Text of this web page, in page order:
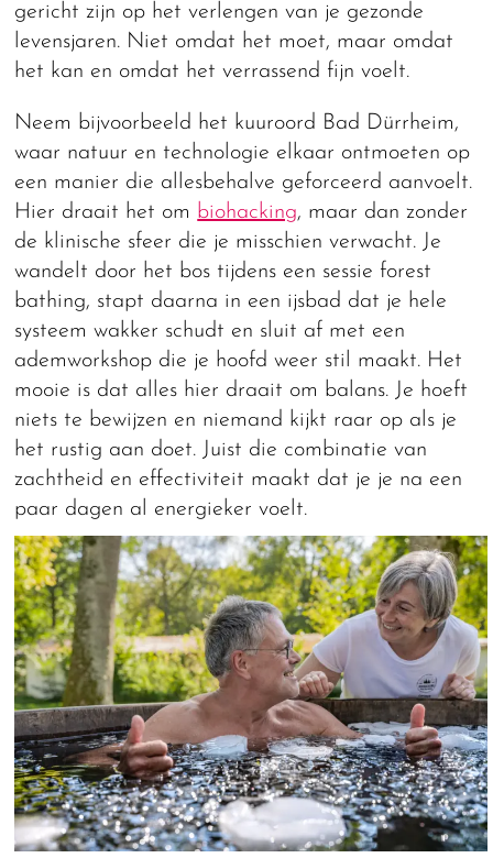
gericht zijn op het verlengen van je gezonde
levensjaren. Niet omdat het moet, maar omdat
het kan en omdat het verrassend fijn voelt.
Neem bijvoorbeeld het kuuroord Bad Dürrheim,
waar natuur en technologie elkaar ontmoeten op
een manier die allesbehalve geforceerd aanvoelt.
Hier draait het om biohacking, maar dan zonder
de klinische sfeer die je misschien verwacht. Je
wandelt door het bos tijdens een sessie forest
bathing, stapt daarna in een ijsbad dat je hele
systeem wakker schudt en sluit af met een
ademworkshop die je hoofd weer stil maakt. Het
mooie is dat alles hier draait om balans. Je hoeft
niets te bewijzen en niemand kijkt raar op als je
het rustig aan doet. Juist die combinatie van
zachtheid en effectiviteit maakt dat je je na een
paar dagen al energieker voelt.